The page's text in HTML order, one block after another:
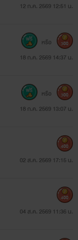
12 ก.ค. 2569 12:51 น.
18 ก.ค. 2569 14:37 น.
หรือ 300
18 ก.ค. 2569 13:07 น.
หรือ 300
02 ส.ค. 2569 17:15 น.
400
04 ส.ค. 2569 11:36 น.
400